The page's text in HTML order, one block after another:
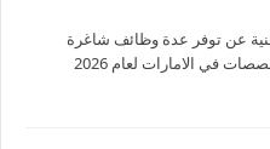
عن توفر عدة وظائف شاغرة
في الامارات لعام 2026